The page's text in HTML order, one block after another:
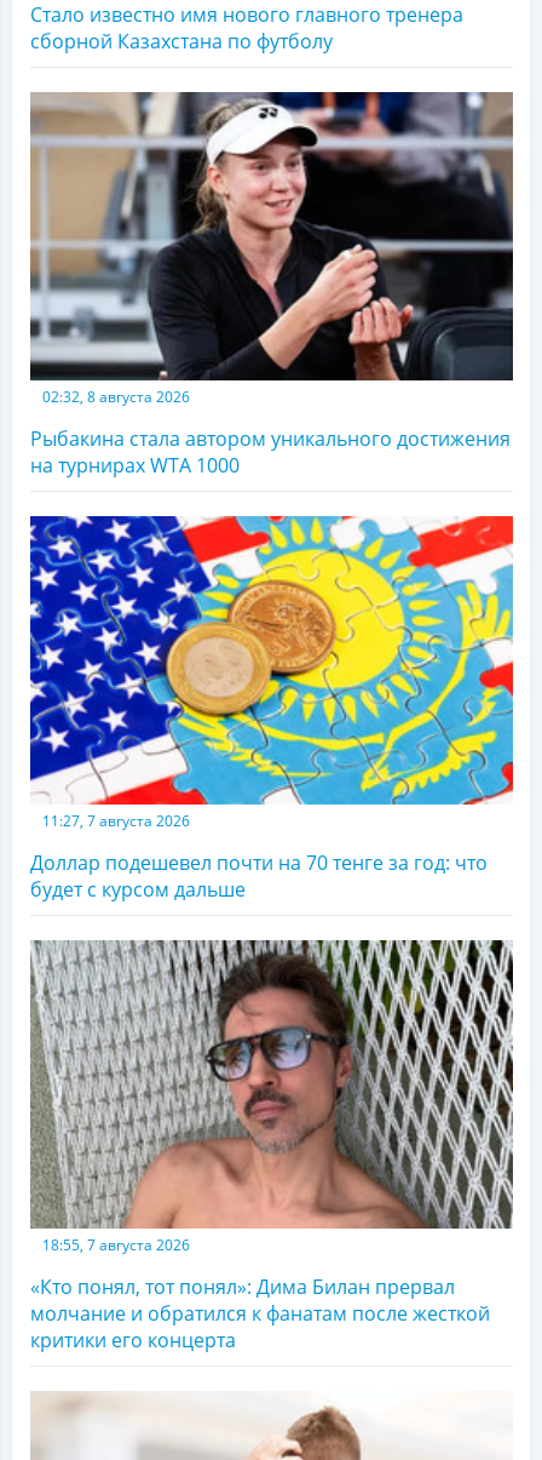
Стало известно имя нового главного тренера
сборной Казахстана по футболу
02:32, 8 августа 2026
Рыбакина стала автором уникального достижения
на турнирах WTA 1000
11:27, 7 августа 2026
Доллар подешевел почти на 70 тенге за год: что
будет с курсом дальше
18:55, 7 августа 2026
«Кто понял, тот понял»: Дима Билан прервал
молчание и обратился к фанатам после жесткой
критики его концерта